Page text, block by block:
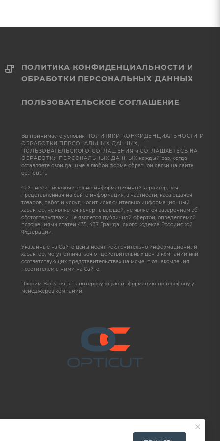
ПОЛИТИКА КОНФИДЕНЦИАЛЬНОСТИ И
ОБРАБОТКИ ПЕРСОНАЛЬНЫХ ДАННЫХ
ПОЛЬЗОВАТЕЛЬСКОЕ СОГЛАШЕНИЕ
Вы принимаете условия ПОЛИТИКИ КОНФИДЕНЦИАЛЬНОСТИ И
ОБРАБОТКИ ПЕРСОНАЛЬНЫХ ДАННЫХ,
ПОЛЬЗОВАТЕЛЬСКОГО СОГЛАШЕНИЯ и СОГЛАШАЕТЕСЬ НА
ОБРАБОТКУ ПЕРСОНАЛЬНЫХ ДАННЫХ каждый раз, когда
оставляете свои данные в любой форме обратной связи на сайте
opti-cut.ru
Сайт носит исключительно информационный характер, вся
представленная на сайте информация, в частности, касающаяся
товаров, работ и услуг, носит исключительно информационный
характер, не является исчерпывающей, не является заверением об
обстоятельствах и не является публичной офертой, определяемой
положениями статей 435, 437 Гражданского кодекса Российской
Федерации.
Указанные на Сайте цены носят исключительно информационный
характер, могут отличаться от действительных цен в компании или
соответствующих представительствах на момент ознакомления
посетителем с ними на Сайте.
Просим Вас уточнять интересующую информацию по телефону у
менеджеров компании.